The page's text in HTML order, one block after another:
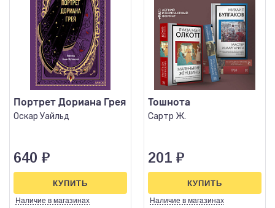
Портрет Дориана Грея
Оскар Уайльд
640 ₽
Наличие в магазинах
КУПИТЬ
Тошнота
Сартр Ж.
201 ₽
Наличие в магазинах
КУПИТЬ